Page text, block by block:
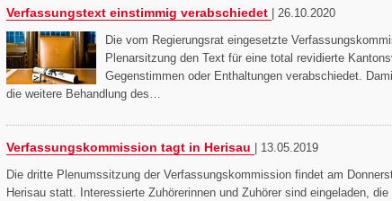
Verfassungstext einstimmig verabschiedet | 26.10.2020
Die vom Regierungsrat eingesetzte
Plenarsitzung den Text für eine total revidierte
Gegenstimmen oder Enthaltungen verabschiedet.
die weitere Behandlung des…
Verfassungskommission tagt in Herisau
13.05.2019
Die dritte Plenumssitzung der Verfassungskommission findet am
Herisau statt. Interessierte Zuhörerinnen und Zuhörer sind eingeladen,